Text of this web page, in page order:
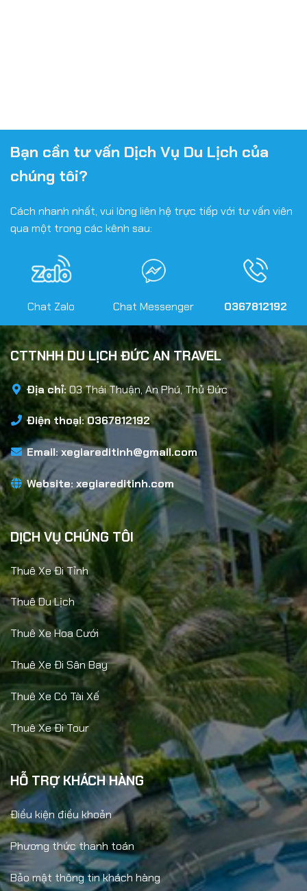
Bạn cần tư vấn Dịch Vụ Du Lịch của
chúng tôi?
Cách nhanh nhất, vui lòng liên hệ trực tiếp với tư vấn viên
qua một trong các kênh sau:
Chat Zalo Chat Messenger 0367812192
CTTNHH DU LỊCH ĐỨC AN TRAVEL
Địa chỉ:03 Thái Thuận, An Phú, Thủ Đức
Điện thoại: 0367812192
Email:xegiareditinh@gmail.com
Website: xegiareditinh.com
DỊCH VỤ CHÚNG TÔI
Thuê Xe Đi Tỉnh
Thuê Du Lịch
Thuê Xe Hoa Cưới
Thuê Xe Đi Sân Bay
Thuê Xe Có Tài Xế
Thuê Xe Đi Tour
HỖ TRỢ KHÁCH HÀNG
Điều kiện điều khoản
Phương thức thanh toán
Bảo mật thông tin khách hàng